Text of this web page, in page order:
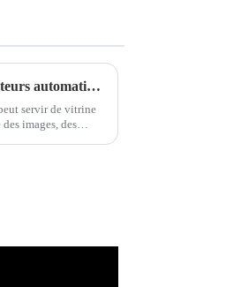
Les applications des écrans transparents sur les distributeurs automatiques
servir de vitrine
images, des